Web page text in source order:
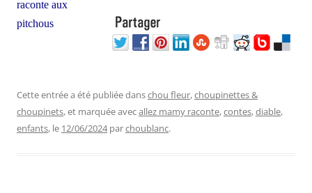
Cette entrée a été publiée danschou fleur,choupinettes &
choupinets, et marquée avecallez mamy raconte,contes,diable,
enfants, le 12/06/2024 parchoublanc.